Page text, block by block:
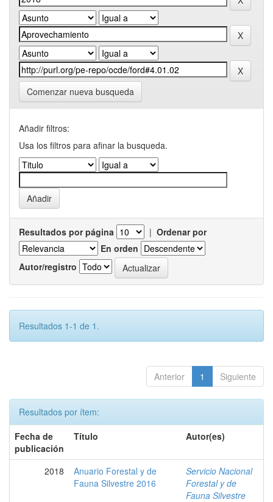
Comenzar nueva busqueda
Añadir filtros:
Usa los filtros para afinar la busqueda.
Resultados por página | Ordenar por
En orden
Autor/registro
Resultados 1-1 de 1.
Anterior 1 Siguiente
Resultados por ítem:
Fecha de
publicación
Título Autor(es)
2018
Anuario Forestal y de
Fauna Silvestre 2016
Servicio Nacional
Forestal y de
Fauna Silvestre